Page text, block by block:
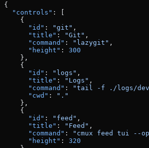
{
  "controls"
: [
    {
      "id"
: "git" ,
      "title"
: "Git" ,
      "command"
: "lazygit" ,
      "height"
: 300
    },
    {
      "id"
: "logs" ,
      "title"
: "Logs" ,
      "command"
: "tail -f ./logs/
      "cwd"
:
"."
    },
    {
      "id"
: "feed" ,
      "title"
: "Feed" ,
      "command"
: "cmux feed tui --
      "height"
: 320